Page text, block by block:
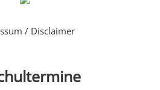
/ Disclaimer